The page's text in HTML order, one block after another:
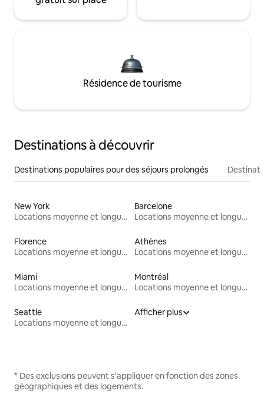
Résidence de tourisme
Destinations à découvrir
Destinations populaires pour des séjours prolongés
New York
Locations moyenne et longue durée
Barcelone
Locations moyenne et longue durée
Florence
Locations moyenne et longue durée
Athènes
Locations moyenne et longue durée
Miami
Locations moyenne et longue durée
Montréal
Locations moyenne et longue durée
Seattle
Locations moyenne et longue durée
Afficher plus
* Des exclusions peuvent s'appliquer en fonction des zones
géographiques et des logements.